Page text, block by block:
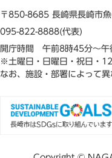
〒850-8685 長崎県長崎市魚
095-822-8888(代表)
開庁時間 午前8時45分～午
※土曜日・日曜日・祝日・
なお、施設・部署によって異